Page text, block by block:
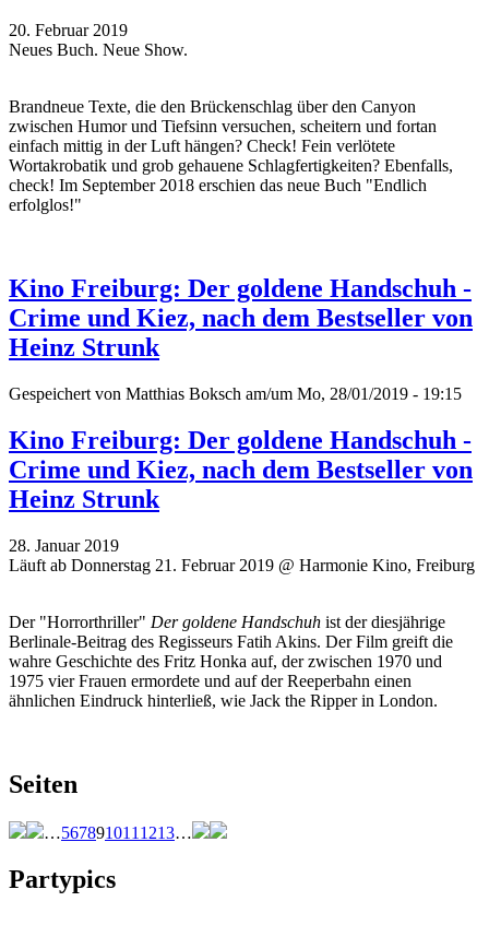
20. Februar 2019
Neues Buch. Neue Show.
Brandneue Texte, die den Brückenschlag über den Canyon
zwischen Humor und Tiefsinn versuchen, scheitern und fortan
einfach mittig in der Luft hängen? Check! Fein verlötete
Wortakrobatik und grob gehauene Schlagfertigkeiten? Ebenfalls,
check! Im September 2018 erschien das neue Buch "Endlich
erfolglos!"
Kino Freiburg: Der goldene Handschuh -
Crime und Kiez, nach dem Bestseller von
Heinz Strunk
Gespeichert von Matthias Boksch am/um Mo, 28/01/2019 - 19:15
Kino Freiburg: Der goldene Handschuh -
Crime und Kiez, nach dem Bestseller von
Heinz Strunk
28. Januar 2019
Läuft ab Donnerstag 21. Februar 2019 @ Harmonie Kino, Freiburg
Der "Horrorthriller" Der goldene Handschuh ist der diesjährige
Berlinale-Beitrag des Regisseurs Fatih Akins. Der Film greift die
wahre Geschichte des Fritz Honka auf, der zwischen 1970 und
1975 vier Frauen ermordete und auf der Reeperbahn einen
ähnlichen Eindruck hinterließ, wie Jack the Ripper in London.
Seiten
…567891011 1213…
Partypics